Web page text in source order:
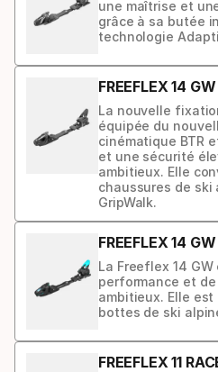
une maîtrise et
grâce à sa butée
technologie
FREEFLEX 14 GW
La nouvelle
équipée du
cinématique BTR
et une sécurité
ambitieux. Elle
chaussures de
GripWalk.
FREEFLEX 14 GW
La Freeflex 14
performance et
ambitieux. Elle
bottes de ski
FREEFLEX 11